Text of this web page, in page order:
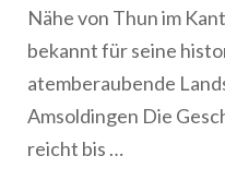
Nähe von Thun im
bekannt für seine
atemberaubende
Amsoldingen Die
reicht bis …